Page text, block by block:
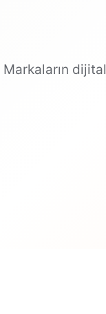
dijital